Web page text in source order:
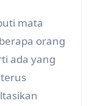
mata
orang
ada yang